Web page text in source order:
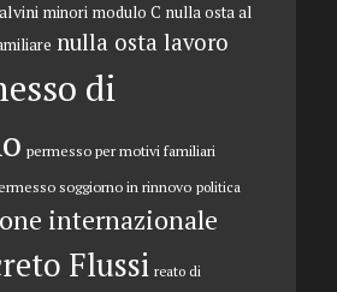
minori modulo C nulla osta al
nulla osta lavoro
di
permesso per motivi familiari
soggiorno in rinnovo politica
internazionale
Flussi reato di